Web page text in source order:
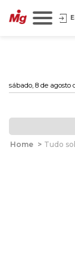
sábado, 8 de agosto
Home > Tudo